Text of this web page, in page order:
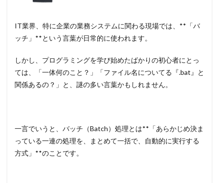
IT業界、特に企業の業務システムに関わる現場では、**「バ
ッチ」**という言葉が日常的に使われます。
しかし、プログラミングを学び始めたばかりの初心者にとっ
ては、「一体何のこと？」「ファイル名についてる『.bat』と
関係あるの？」と、謎の多い言葉かもしれません。
一言でいうと、バッチ（Batch）処理とは**「あらかじめ決ま
っている一連の処理を、まとめて一括で、自動的に実行する
方式」**のことです。